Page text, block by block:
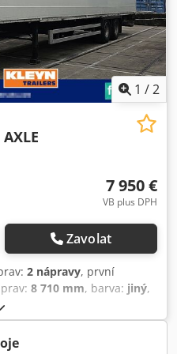
a mezitímní prodej
1 /2
7 950 €
VB plus DPH
Zavolat
2 nápravy, první
8 710 mm, barva: jiný,
plošina
plošina = Poznámky =
22 663 kg, vlastní